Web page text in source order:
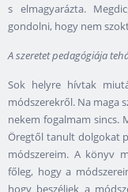
s elmagyarázta.
gondolni, hogy nem
A szeretet pedagógiája
Sok helyre hívtak
módszerekről. Na maga
nekem fogalmam sincs.
Öregtől tanult dolgokat
módszereim. A könyv
főleg, hogy a